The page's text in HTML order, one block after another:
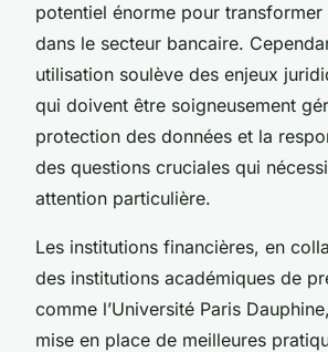
potentiel énorme pour transformer
dans le secteur bancaire.
utilisation soulève des enjeux
qui doivent être soigneusement
protection des données et la
des questions cruciales qui
attention particulière.
Les institutions financières, en
des institutions académiques de
comme l’Université Paris
mise en place de meilleures